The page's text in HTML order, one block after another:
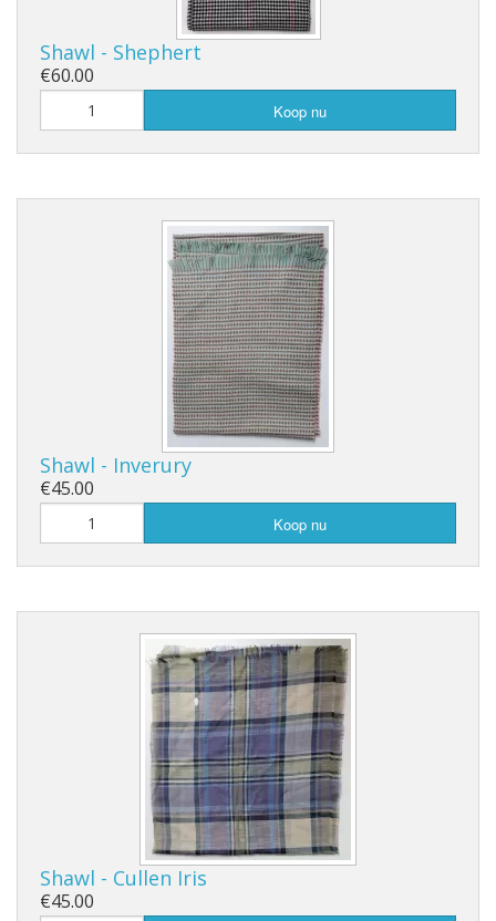
Shawl - Shephert
€60.00
Koop nu
Shawl - Inverury
€45.00
Koop nu
Shawl - Cullen Iris
€45.00